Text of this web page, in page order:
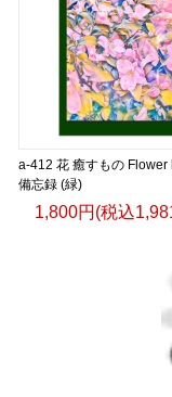
a-412 花 癒すもの Flower
備忘録 (緑)
1,800円(税込